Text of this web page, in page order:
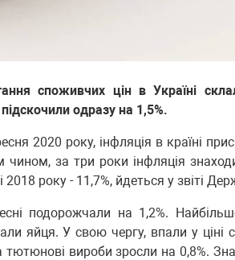
споживчих цін в Україні
одразу на 1,5%.
2020 року, інфляція в країні
чином, за три роки інфляція
року - 11,7%, йдеться у звіті
подорожчали на 1,2%.
яйця. У свою чергу, впали у ціні
тютюнові вироби зросли на 0,8%.